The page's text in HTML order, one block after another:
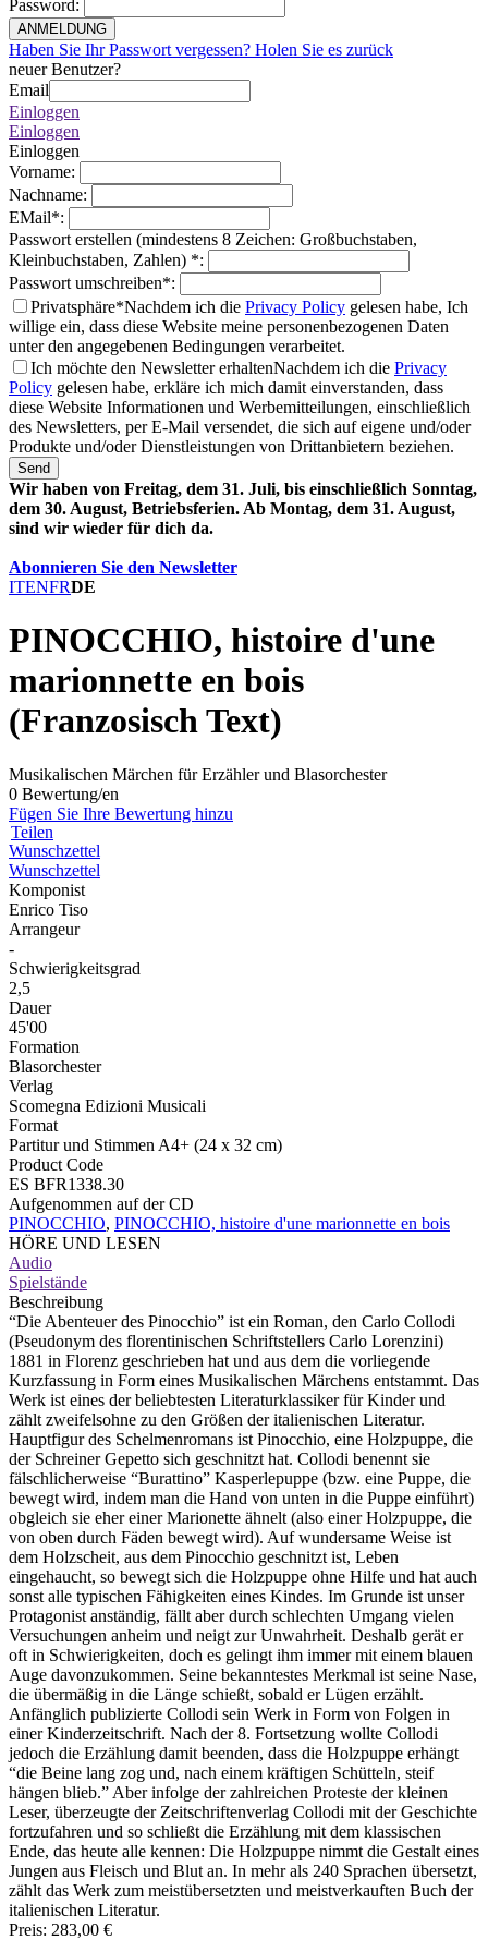
Password:
ANMELDUNG
Haben Sie Ihr Passwort vergessen? Holen Sie es zurück
neuer Benutzer?
Email
Einloggen
Einloggen
Einloggen
Vorname:
Nachname:
EMail*:
Passwort erstellen (mindestens 8 Zeichen: Großbuchstaben,
Kleinbuchstaben, Zahlen) *:
Passwort umschreiben*:
Privatsphäre*Nachdem ich die Privacy Policy gelesen habe, Ich
willige ein, dass diese Website meine personenbezogenen Daten
unter den angegebenen Bedingungen verarbeitet.
Ich möchte den Newsletter erhaltenNachdem ich die Privacy
Policy gelesen habe, erkläre ich mich damit einverstanden, dass
diese Website Informationen und Werbemitteilungen, einschließlich
des Newsletters, per E-Mail versendet, die sich auf eigene und/oder
Produkte und/oder Dienstleistungen von Drittanbietern beziehen.
Send
Wir haben von Freitag, dem 31. Juli, bis einschließlich Sonntag,
dem 30. August, Betriebsferien. Ab Montag, dem 31. August,
sind wir wieder für dich da.
Abonnieren Sie den Newsletter
ITENFRDE
PINOCCHIO, histoire d'une
marionnette en bois
(Franzosisch Text)
Musikalischen Märchen für Erzähler und Blasorchester
0 Bewertung/en
Fügen Sie Ihre Bewertung hinzu
Teilen
Wunschzettel
Wunschzettel
Komponist
Enrico Tiso
Arrangeur
-
Schwierigkeitsgrad
2,5
Dauer
45'00
Formation
Blasorchester
Verlag
Scomegna Edizioni Musicali
Format
Partitur und Stimmen A4+ (24 x 32 cm)
Product Code
ES BFR1338.30
Aufgenommen auf der CD
PINOCCHIO, PINOCCHIO, histoire d'une marionnette en bois
HÖRE UND LESEN
Audio
Spielstände
Beschreibung
“Die Abenteuer des Pinocchio” ist ein Roman, den Carlo Collodi
(Pseudonym des florentinischen Schriftstellers Carlo Lorenzini)
1881 in Florenz geschrieben hat und aus dem die vorliegende
Kurzfassung in Form eines Musikalischen Märchens entstammt. Das
Werk ist eines der beliebtesten Literaturklassiker für Kinder und
zählt zweifelsohne zu den Größen der italienischen Literatur.
Hauptfigur des Schelmenromans ist Pinocchio, eine Holzpuppe, die
der Schreiner Gepetto sich geschnitzt hat. Collodi benennt sie
fälschlicherweise “Burattino” Kasperlepuppe (bzw. eine Puppe, die
bewegt wird, indem man die Hand von unten in die Puppe einführt)
obgleich sie eher einer Marionette ähnelt (also einer Holzpuppe, die
von oben durch Fäden bewegt wird). Auf wundersame Weise ist
dem Holzscheit, aus dem Pinocchio geschnitzt ist, Leben
eingehaucht, so bewegt sich die Holzpuppe ohne Hilfe und hat auch
sonst alle typischen Fähigkeiten eines Kindes. Im Grunde ist unser
Protagonist anständig, fällt aber durch schlechten Umgang vielen
Versuchungen anheim und neigt zur Unwahrheit. Deshalb gerät er
oft in Schwierigkeiten, doch es gelingt ihm immer mit einem blauen
Auge davonzukommen. Seine bekanntestes Merkmal ist seine Nase,
die übermäßig in die Länge schießt, sobald er Lügen erzählt.
Anfänglich publizierte Collodi sein Werk in Form von Folgen in
einer Kinderzeitschrift. Nach der 8. Fortsetzung wollte Collodi
jedoch die Erzählung damit beenden, dass die Holzpuppe erhängt
“die Beine lang zog und, nach einem kräftigen Schütteln, steif
hängen blieb.” Aber infolge der zahlreichen Proteste der kleinen
Leser, überzeugte der Zeitschriftenverlag Collodi mit der Geschichte
fortzufahren und so schließt die Erzählung mit dem klassischen
Ende, das heute alle kennen: Die Holzpuppe nimmt die Gestalt eines
Jungen aus Fleisch und Blut an. In mehr als 240 Sprachen übersetzt,
zählt das Werk zum meistübersetzten und meistverkauften Buch der
italienischen Literatur.
Preis: 283,00 €